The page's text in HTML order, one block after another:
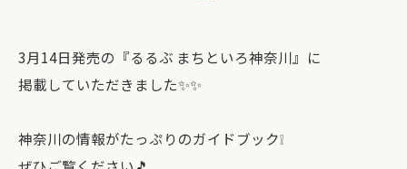
3月14日発売の『るるぶ まちといろ神奈川』に
掲載していただきました✨✨
神奈川の情報がたっぷりのガイドブック❕